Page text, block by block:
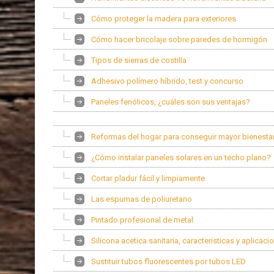
Cómo proteger la madera para exteriores
Cómo hacer bricolaje sobre paredes de hormigón
Tipos de sierras de costilla
Adhesivo polímero híbrido, test y concurso
Paneles fenólicos, ¿cuáles son sus ventajas?
Reformas del hogar para conseguir mayor
¿Cómo instalar paneles solares en un techo plano?
Cortar pladur fácil y limpiamente
Las espumas de poliuretano
Pintado profesional de metal
Silicona acetica sanitaria, caracteristicas y
Sustituir tubos fluorescentes por tubos LED